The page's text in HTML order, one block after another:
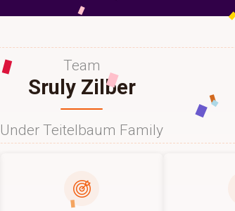
Team
Sruly Zilber
Under Teitelbaum Family